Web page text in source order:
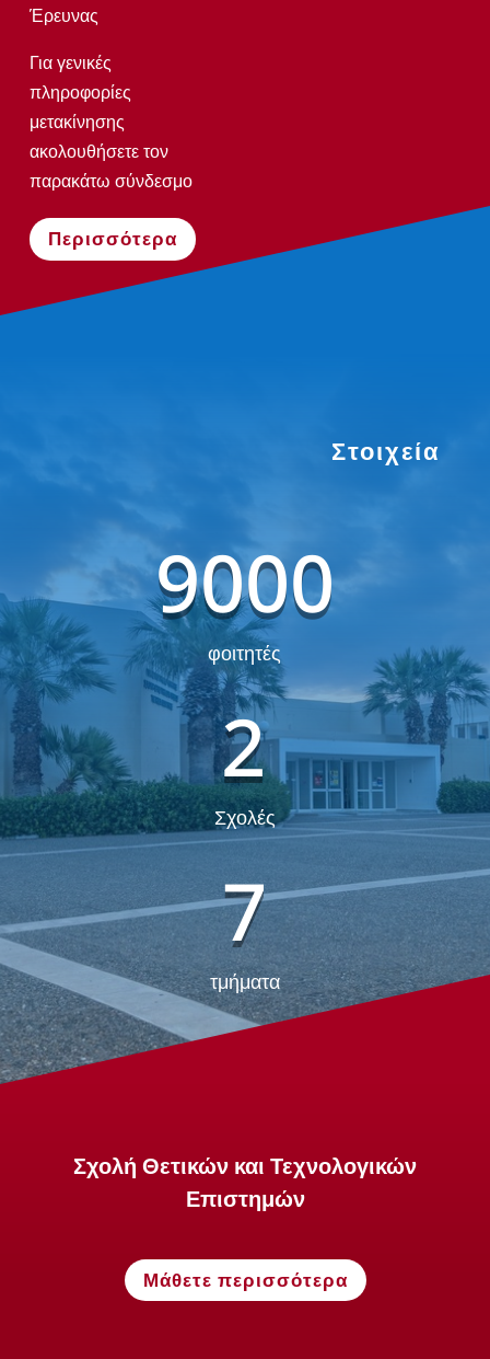
Έρευνας
Για γενικές
πληροφορίες
μετακίνησης
ακολουθήσετε τον
παρακάτω σύνδεσμο
Περισσότερα
Στοιχεία
9000
φοιτητές
2
Σχολές
7
τμήματα
Σχολή Θετικών και Τεχνολογικών
Επιστημών
Μάθετε περισσότερα